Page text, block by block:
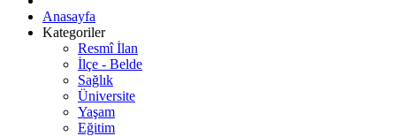
Anasayfa
Kategoriler
Resmî İlan
İlçe - Belde
Sağlık
Üniversite
Yaşam
Eğitim